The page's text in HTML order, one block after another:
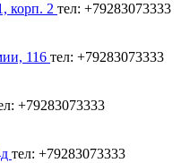
корп. 2 тел: +79283073333
116 тел: +79283073333
+79283073333
тел: +79283073333